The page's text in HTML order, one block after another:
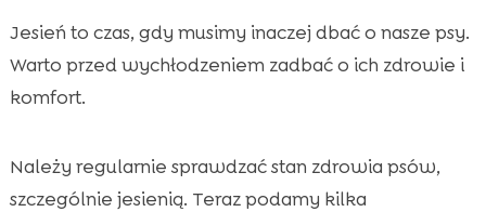
Jesień to czas, gdy musimy inaczej dbać o nasze psy.
Warto przed wychłodzeniem zadbać o ich zdrowie i
komfort.
Należy regularnie sprawdzać stan zdrowia psów,
szczególnie jesienią. Teraz podamy kilka